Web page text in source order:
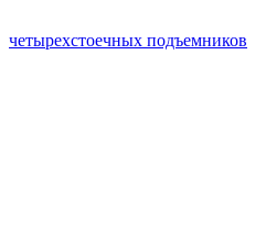
четырехстоечных подъемников